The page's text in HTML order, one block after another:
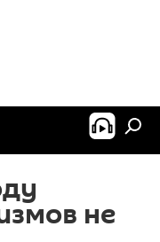
не